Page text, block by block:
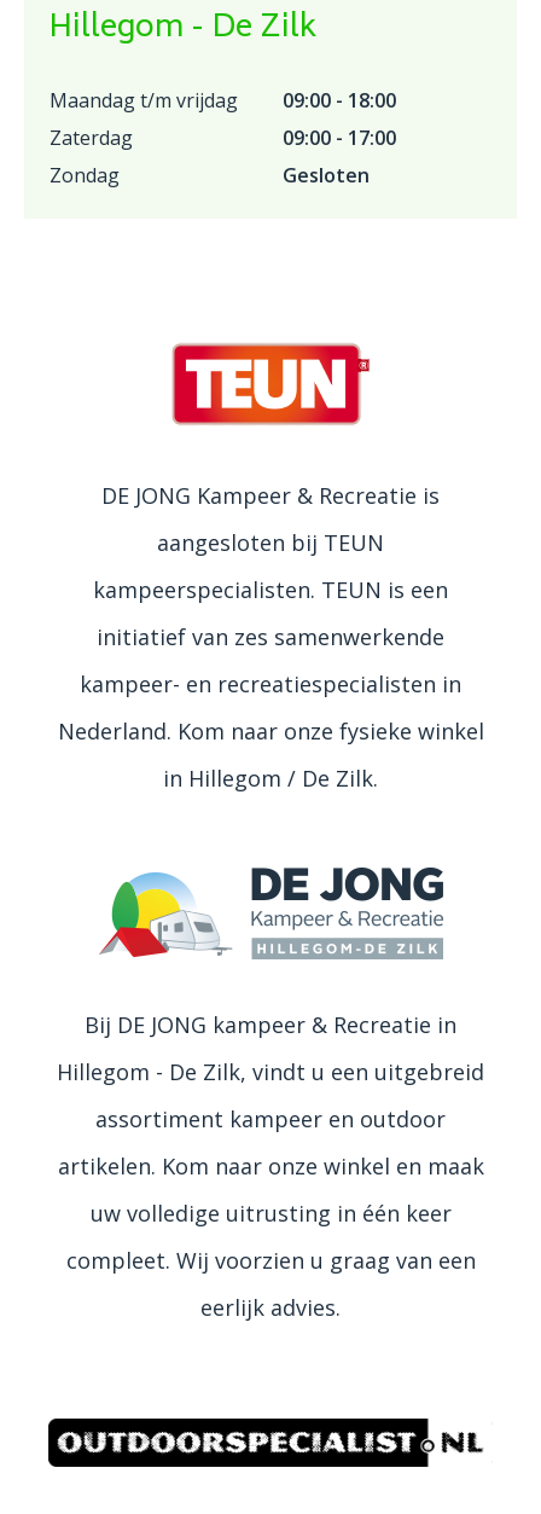
Hillegom - De Zilk
Maandag t/m vrijdag
09:00 - 18:00
Zaterdag
09:00 - 17:00
Zondag
Gesloten
DE JONG Kampeer & Recreatie is
aangesloten bij TEUN
kampeerspecialisten. TEUN is een
initiatief van zes samenwerkende
kampeer- en recreatiespecialisten in
Nederland. Kom naar onze fysieke winkel
in Hillegom / De Zilk.
Bij DE JONG kampeer & Recreatie in
Hillegom - De Zilk, vindt u een uitgebreid
assortiment kampeer en outdoor
artikelen. Kom naar onze winkel en maak
uw volledige uitrusting in één keer
compleet. Wij voorzien u graag van een
eerlijk advies.